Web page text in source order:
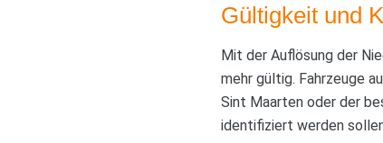
Gültigkeit und
Mit der Auflösung der
mehr gültig. Fahrzeuge
Sint Maarten oder der
identifiziert werden